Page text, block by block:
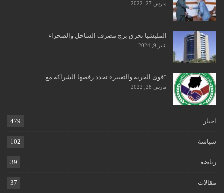
مارس 27, 2022
المليشيا تحرق برج مصرف الساحل والصحراء
يناير 9, 2024
“قوى الحرية والتغيير» تجدد رفضها الشراكة مع…
مارس 28, 2022
اخبار 479
سياسة 102
رياضة 39
مقالات 37